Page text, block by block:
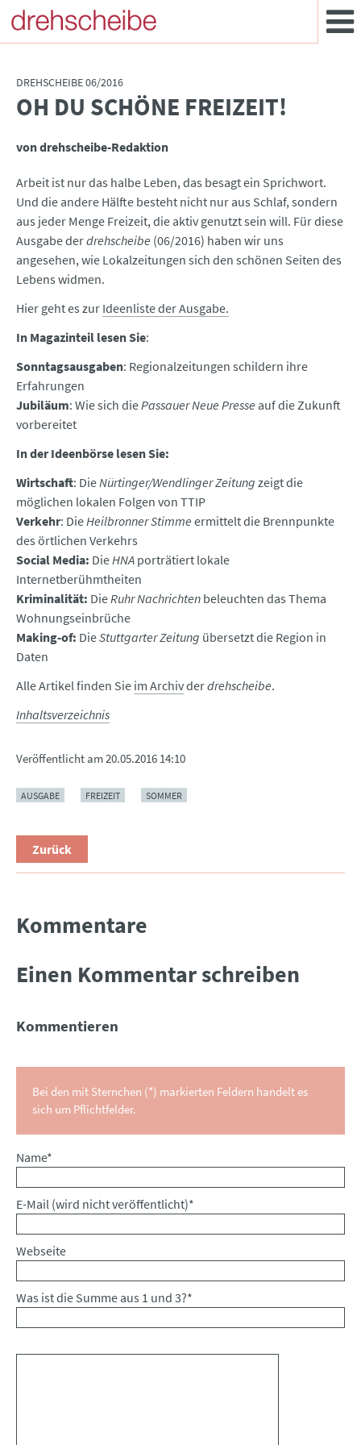
DREHSCHEIBE 06/2016
:OH DU SCHÖNE FREIZEIT!
von drehscheibe-Redaktion
Arbeit ist nur das halbe Leben, das besagt ein Sprichwort.
Und die andere Hälfte besteht nicht nur aus Schlaf, sondern
aus jeder Menge Freizeit, die aktiv genutzt sein will. Für diese
Ausgabe derdrehscheibe (06/2016) haben wir uns
angesehen, wie Lokalzeitungen sich den schönen Seiten des
Lebens widmen.
Hier geht es zur Ideenliste der Ausgabe.
In Magazinteil lesen Sie:
Sonntagsausgaben: Regionalzeitungen schildern ihre
Erfahrungen
Jubiläum: Wie sich diePassauer Neue Presse auf die Zukunft
vorbereitet
In der Ideenbörse lesen Sie:
Wirtschaft: DieNürtinger/Wendlinger Zeitung zeigt die
möglichen lokalen Folgen von TTIP
Verkehr: DieHeilbronner Stimme ermittelt die Brennpunkte
des örtlichen Verkehrs
Social Media: DieHNA porträtiert lokale
Internetberühmtheiten
Kriminalität: DieRuhr Nachrichten beleuchten das Thema
Wohnungseinbrüche
Making-of: DieStuttgarter Zeitung übersetzt die Region in
Daten
Alle Artikel finden Sie im Archivderdrehscheibe.
Inhaltsverzeichnis
Veröffentlicht am20.05.2016 14:10
AUSGABE FREIZEIT SOMMER
Zurück
Kommentare
Einen Kommentar schreiben
Kommentieren
Bei den mit Sternchen (*) markierten Feldern handelt es
sich um Pflichtfelder.
Pflichtfeld
Name*
Pflichtfeld
E-Mail (wird nicht veröffentlicht)*
Webseite
Was ist die Summe aus 1 und 3?*